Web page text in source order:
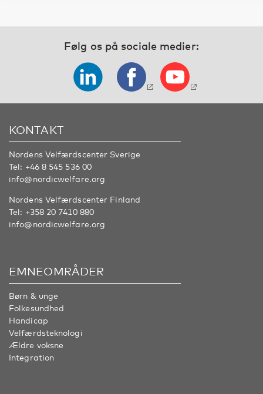
Følg os på sociale medier:
KONTAKT
Nordens Velfærdscenter Sverige
Tel: +46 8 545 536 00
info@nordicwelfare.org
Nordens Velfærdscenter Finland
Tel: +358 20 7410 880
info@nordicwelfare.org
EMNEOMRÅDER
Børn & unge
Folkesundhed
Handicap
Velfærdsteknologi
Ældre voksne
Integration